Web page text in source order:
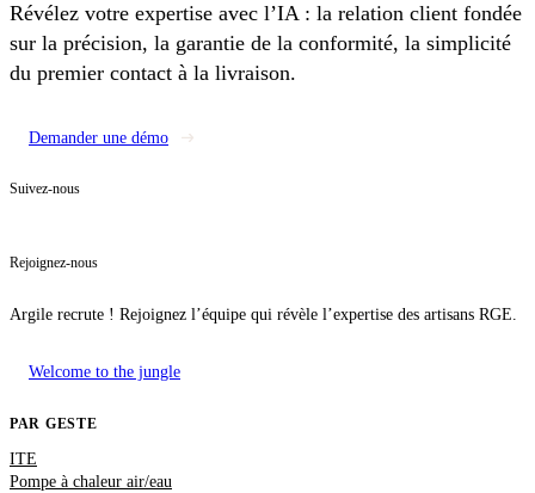
Révélez votre expertise avec l’IA : la relation client fondée
sur la précision, la garantie de la conformité, la simplicité
du premier contact à la livraison.
Demander une démo
Suivez-nous
Rejoignez-nous
Argile recrute ! Rejoignez l’équipe qui révèle l’expertise des artisans RGE.
Welcome to the jungle
PAR GESTE
ITE
Pompe à chaleur air/eau